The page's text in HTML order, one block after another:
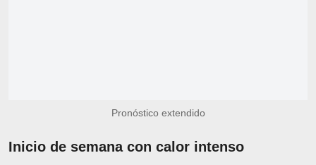
Pronóstico extendido
Inicio de semana con calor intenso